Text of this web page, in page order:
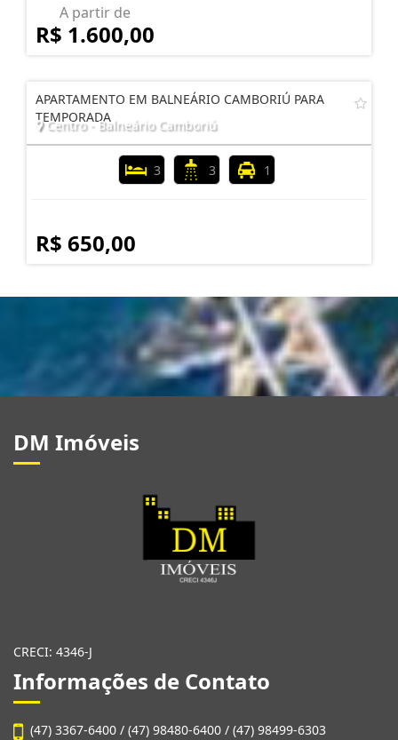
A partir de
R$ 1.600,00
APARTAMENTO EM BALNEÁRIO CAMBORIÚ PARA
TEMPORADA
Centro - Balneário Camboriú
3 3 1
R$ 650,00
DM Imóveis
CRECI: 4346-J
Informações de Contato
(47) 3367-6400 / (47) 98480-6400 / (47) 98499-6303